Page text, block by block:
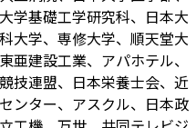
学基礎工学研究科、日本大
大学、専修大学、順天堂大
亜建設工業、アパホテル、
技連盟、日本栄養士会、近
ンター、アスクル、日本政